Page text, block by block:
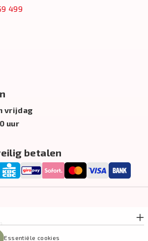
499
vrijdag
uur
betalen
Essentiële cookies